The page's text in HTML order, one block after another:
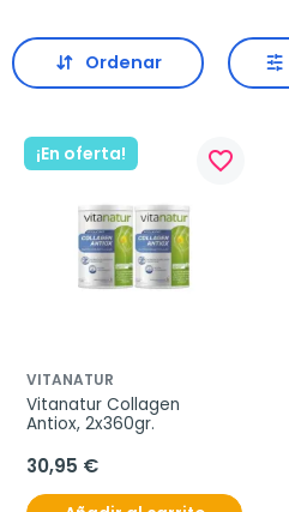
Ordenar
¡En oferta! favorite_border
VITANATUR
Vitanatur Collagen
Antiox, 2x360gr.
30,95 €